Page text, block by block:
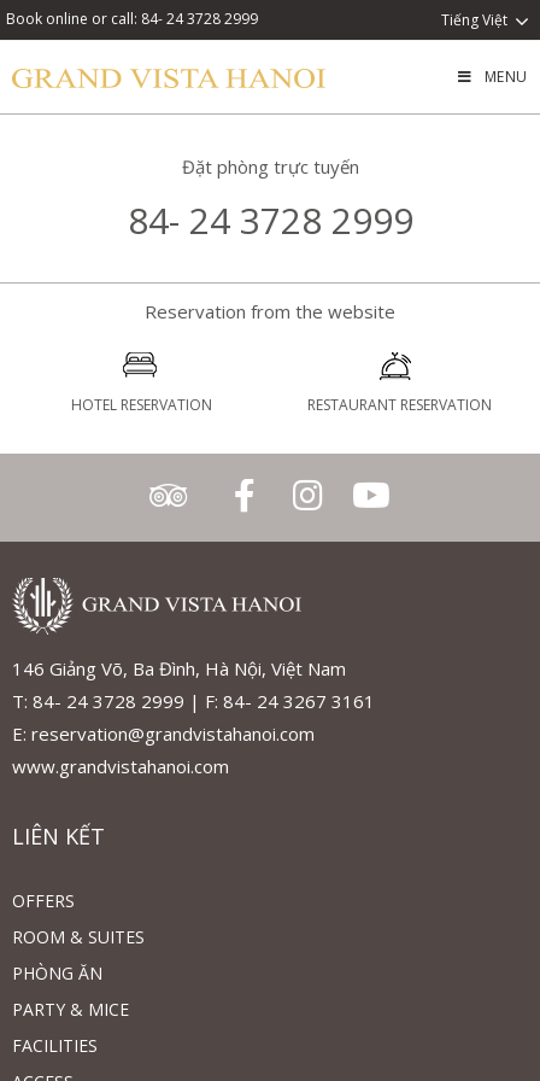
Book online or call: 84- 24 3728 2999 Tiếng Việt
MENU
Đặt phòng trực tuyến
84- 24 3728 2999
Reservation from the website
HOTEL RESERVATION RESTAURANT RESERVATION
146 Giảng Võ, Ba Đình, Hà Nội, Việt Nam
T: 84- 24 3728 2999 | F: 84- 24 3267 3161
E: reservation@grandvistahanoi.com
www.grandvistahanoi.com
LIÊN KẾT
OFFERS
ROOM & SUITES
PHÒNG ĂN
PARTY & MICE
FACILITIES